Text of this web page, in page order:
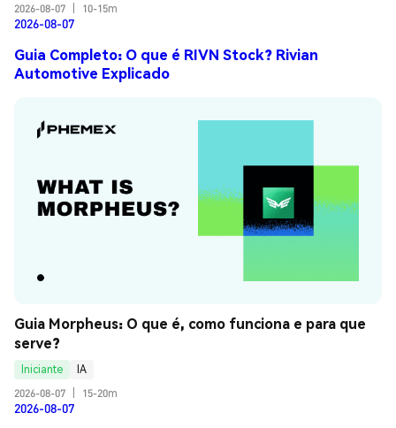
2026-08-07
10-15m
2026-08-07
Guia Completo: O que é RIVN Stock? Rivian
Automotive Explicado
Guia Morpheus: O que é, como funciona e para que
serve?
Iniciante
IA
2026-08-07
15-20m
2026-08-07